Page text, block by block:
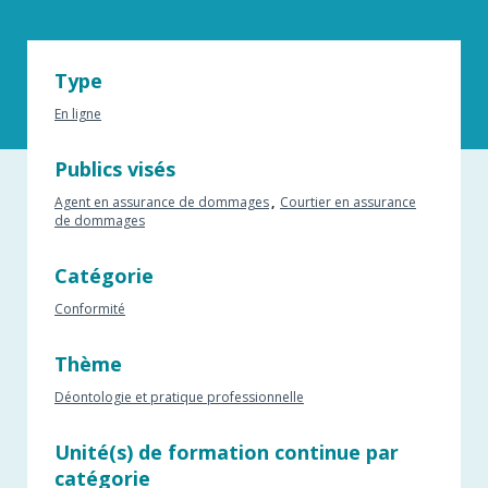
Type
En ligne
Publics visés
Agent en assurance de dommages
Courtier en assurance
de dommages
Catégorie
Conformité
Thème
Déontologie et pratique professionnelle
Unité(s) de formation continue par
catégorie